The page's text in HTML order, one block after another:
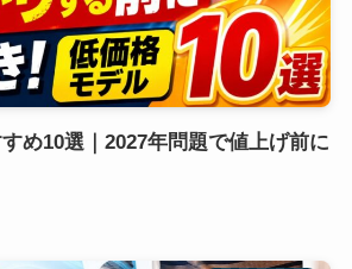
め10選｜2027年問題で値上げ前に